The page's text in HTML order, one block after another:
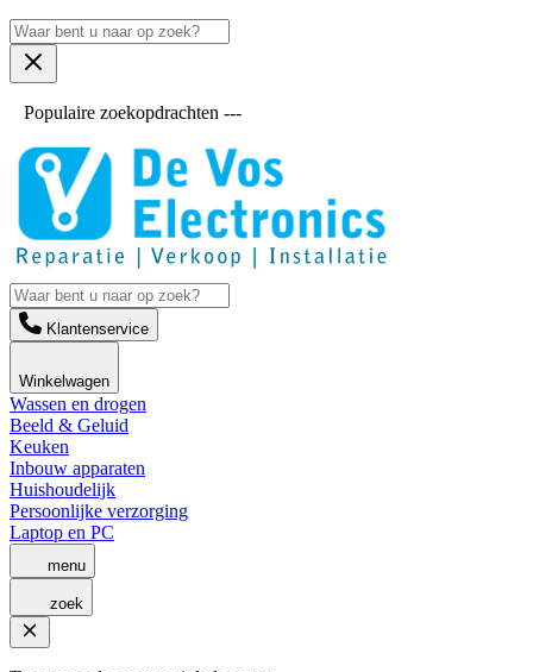
Populaire zoekopdrachten ---
Klantenservice
Winkelwagen
Wassen en drogen
Beeld & Geluid
Keuken
Inbouw apparaten
Huishoudelijk
Persoonlijke verzorging
Laptop en PC
menu
zoek